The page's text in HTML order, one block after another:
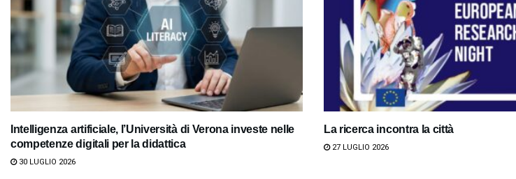
Intelligenza artificiale, l’Università di Verona investe nelle
competenze digitali per la didattica
30 LUGLIO 2026
La ricerca incontra la città
27 LUGLIO 2026